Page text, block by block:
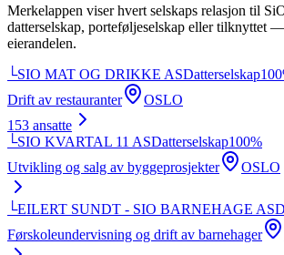
Merkelappen viser hvert selskaps relasjon til
datterselskap, porteføljeselskap eller tilknyttet
eierandelen.
└SIO MAT OG DRIKKE ASDatterselskap100
Drift av restauranter
OSLO
153 ansatte
└SIO KVARTAL 11 ASDatterselskap100%
Utvikling og salg av byggeprosjekter
OSLO
└EILERT SUNDT - SIO BARNEHAGE AS
Førskoleundervisning og drift av barnehager